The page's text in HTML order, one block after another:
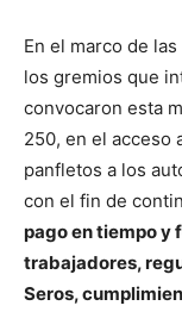
En el marco de
los gremios que
convocaron esta
250, en el acceso
panfletos a los
con el fin de
pago en tiempo y
trabajadores,
Seros,